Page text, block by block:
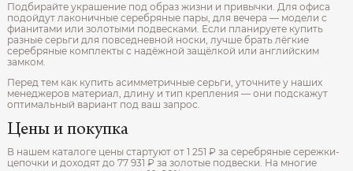
Подбирайте украшение под образ жизни и привычки. Для офиса
подойдут лаконичные серебряные пары, для вечера — модели с
фианитами или золотыми подвесками. Если планируете купить
разные серьги для повседневной носки, лучше брать лёгкие
серебряные комплекты с надёжной защёлкой или английским
замком.
Перед тем как купить асимметричные серьги, уточните у наших
менеджеров материал, длину и тип крепления — они подскажут
оптимальный вариант под ваш запрос.
Цены и покупка
В нашем каталоге цены стартуют от 1 251 ₽ за серебряные сережки-
цепочки и доходят до 77 931 ₽ за золотые подвески. На многие